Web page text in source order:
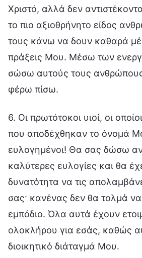
Χριστό, αλλά δεν
το πιο αξιοθρήνητο είδος
τους κάνω να δουν καθαρά
πράξεις Μου. Μέσω των
σώσω αυτούς τους
φέρω πίσω.
6. Οι πρωτότοκοι υιοί, οι
που αποδέχθηκαν το όνομά
ευλογημένοι! Θα σας δώσω
καλύτερες ευλογίες και θα
δυνατότητα να τις
σας· κανένας δεν θα τολμά
εμπόδιο. Όλα αυτά έχουν
ολοκλήρου για εσάς, καθώς
διοικητικό διάταγμά Μου.